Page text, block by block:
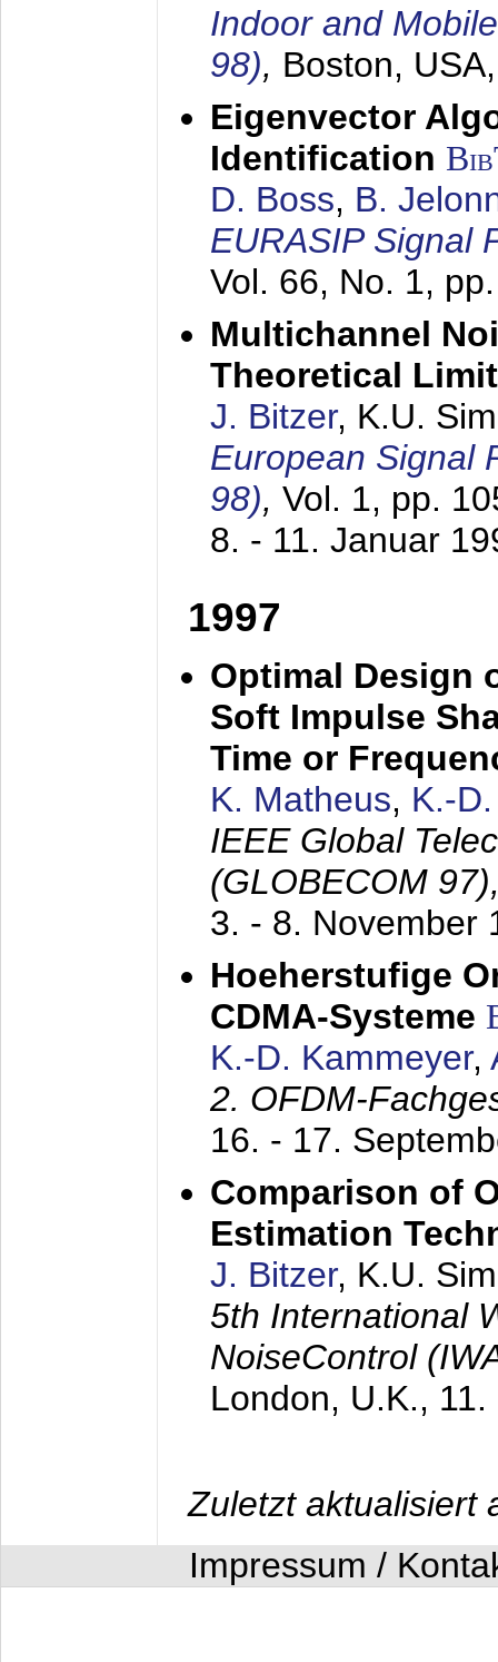
Indoor and
98), Boston,
Eigenvector
Identification
D. Boss, B.
EURASIP Signal
Vol. 66, No. 1,
Multichannel
Theoretical
J. Bitzer, K.U.
European Signal
98), Vol. 1, pp.
8. - 11. Januar
1997
Optimal Design
Soft Impulse
Time or
K. Matheus, K.-
IEEE Global
(GLOBECOM
3. - 8. November
Hoeherstufige
CDMA-Systeme
K.-D. Kammeyer,
2. OFDM-
16. - 17.
Comparison of
Estimation
J. Bitzer, K.U.
5th International
NoiseControl
London, U.K.,
Zuletzt aktualisiert
Impressum /